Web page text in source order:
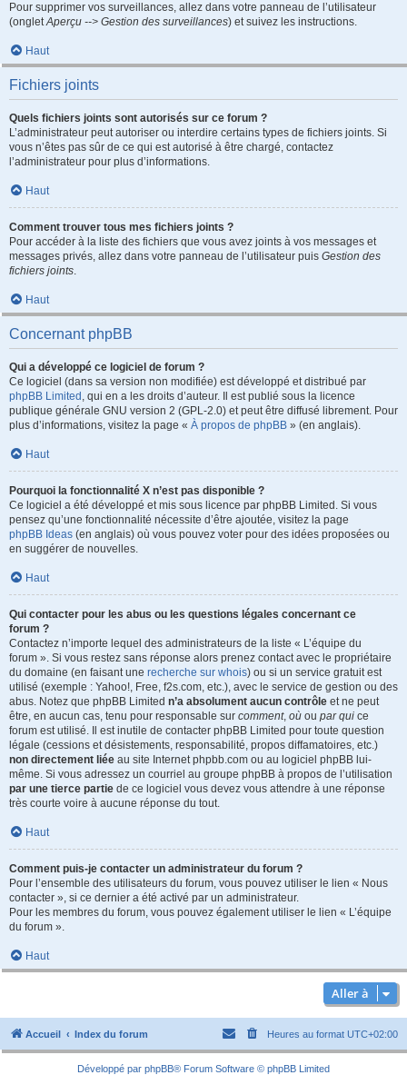
Pour supprimer vos surveillances, allez dans votre panneau de l’utilisateur
(ongletAperçu --> Gestion des surveillances) et suivez les instructions.
Haut
Fichiers joints
Quels fichiers joints sont autorisés sur ce forum ?
L’administrateur peut autoriser ou interdire certains types de fichiers joints. Si
vous n’êtes pas sûr de ce qui est autorisé à être chargé, contactez
l’administrateur pour plus d’informations.
Haut
Comment trouver tous mes fichiers joints ?
Pour accéder à la liste des fichiers que vous avez joints à vos messages et
messages privés, allez dans votre panneau de l’utilisateur puis Gestion des
fichiers joints.
Haut
Concernant phpBB
Qui a développé ce logiciel de forum ?
Ce logiciel (dans sa version non modifiée) est développé et distribué par
phpBB Limited , qui en a les droits d’auteur. Il est publié sous la licence
publique générale GNU version 2 (GPL-2.0) et peut être diffusé librement. Pour
plus d’informations, visitez la page « À propos de phpBB » (en anglais).
Haut
Pourquoi la fonctionnalité X n’est pas disponible ?
Ce logiciel a été développé et mis sous licence par phpBB Limited. Si vous
pensez qu’une fonctionnalité nécessite d’être ajoutée, visitez la page
phpBB Ideas (en anglais) où vous pouvez voter pour des idées proposées ou
en suggérer de nouvelles.
Haut
Qui contacter pour les abus ou les questions légales concernant ce
forum ?
Contactez n’importe lequel des administrateurs de la liste « L’équipe du
forum ». Si vous restez sans réponse alors prenez contact avec le propriétaire
du domaine (en faisant une recherche sur whois) ou si un service gratuit est
utilisé (exemple : Yahoo!, Free, f2s.com, etc.), avec le service de gestion ou des
abus. Notez que phpBB Limited n’a absolument aucun contrôle et ne peut
être, en aucun cas, tenu pour responsable sur comment, où ou par qui ce
forum est utilisé. Il est inutile de contacter phpBB Limited pour toute question
légale (cessions et désistements, responsabilité, propos diffamatoires, etc.)
non directement liée au site Internet phpbb.com ou au logiciel phpBB lui-
même. Si vous adressez un courriel au groupe phpBB à propos de l’utilisation
par une tierce partie de ce logiciel vous devez vous attendre à une réponse
très courte voire à aucune réponse du tout.
Haut
Comment puis-je contacter un administrateur du forum ?
Pour l’ensemble des utilisateurs du forum, vous pouvez utiliser le lien « Nous
contacter », si ce dernier a été activé par un administrateur.
Pour les membres du forum, vous pouvez également utiliser le lien « L’équipe
du forum ».
Haut
Aller à
Accueil Index du forum Heures au format UTC+02:00
Développé par phpBB® Forum Software © phpBB Limited